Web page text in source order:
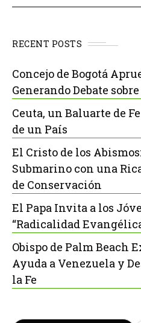
RECENT POSTS
Concejo de Bogotá
Generando Debate
Ceuta, un Baluarte de
de un País
El Cristo de los
Submarino con una
de Conservación
El Papa Invita a los
“Radicalidad
Obispo de Palm Beach
Ayuda a Venezuela y
la Fe